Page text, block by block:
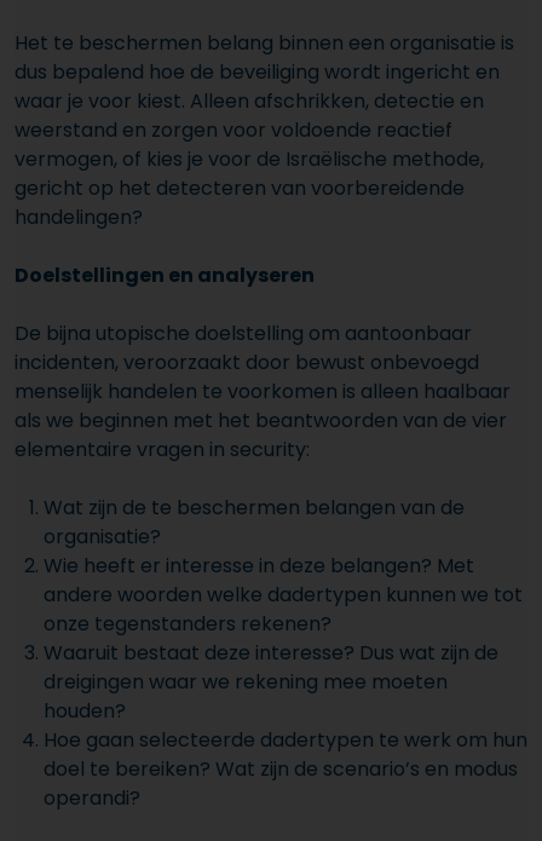
Het te beschermen belang binnen een organisatie is
dus bepalend hoe de beveiliging wordt ingericht en
waar je voor kiest. Alleen afschrikken, detectie en
weerstand en zorgen voor voldoende reactief
vermogen, of kies je voor de Israëlische methode,
gericht op het detecteren van voorbereidende
handelingen?
Doelstellingen en analyseren
De bijna utopische doelstelling om aantoonbaar
incidenten, veroorzaakt door bewust onbevoegd
menselijk handelen te voorkomen is alleen haalbaar
als we beginnen met het beantwoorden van de vier
elementaire vragen in security:
Wat zijn de te beschermen belangen van de
organisatie?
Wie heeft er interesse in deze belangen? Met
andere woorden welke dadertypen kunnen we tot
onze tegenstanders rekenen?
Waaruit bestaat deze interesse? Dus wat zijn de
dreigingen waar we rekening mee moeten
houden?
Hoe gaan selecteerde dadertypen te werk om hun
doel te bereiken? Wat zijn de scenario’s en modus
operandi?